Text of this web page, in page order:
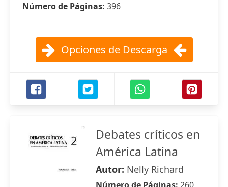
Número de Páginas: 396
Opciones de Descarga
Debates críticos en
América Latina
Autor: Nelly Richard